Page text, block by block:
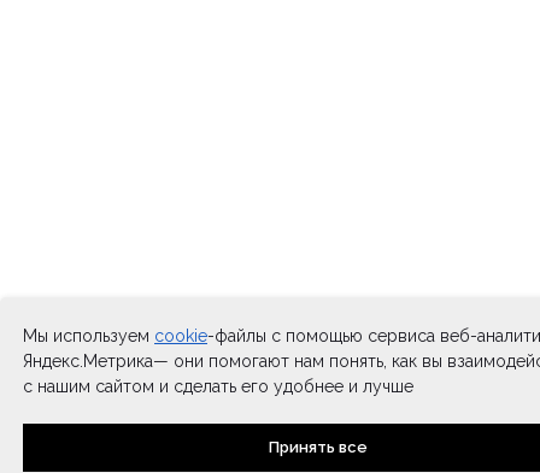
Мы используем cookie-файлы с помощью сервиса веб-
Яндекс.Метрика— они помогают нам понять, как вы
с нашим сайтом и сделать его удобнее и лучше
Принять все